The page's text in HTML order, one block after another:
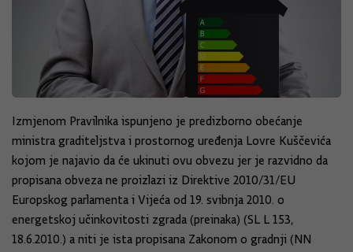
Izmjenom Pravilnika ispunjeno je predizborno obećanje
ministra graditeljstva i prostornog uređenja Lovre Kuščevića
kojom je najavio da će ukinuti ovu obvezu jer je razvidno da
propisana obveza ne proizlazi iz Direktive 2010/31/EU
Europskog parlamenta i Vijeća od 19. svibnja 2010. o
energetskoj učinkovitosti zgrada (preinaka) (SL L 153,
18.6.2010.) a niti je ista propisana Zakonom o gradnji (NN